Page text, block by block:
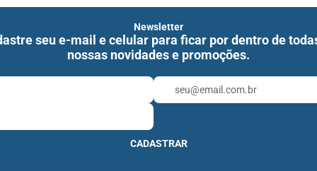
Newsletter
seu e-mail e celular para ficar por dentro de
nossas novidades e promoções.
CADASTRAR